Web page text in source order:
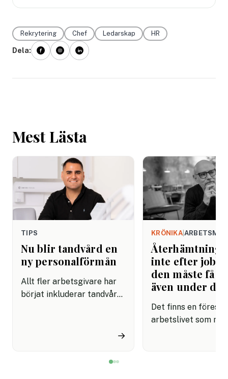
Rekrytering Chef Ledarskap HR
Dela:
Mest Lästa
TIPS
Nu blir tandvård en
ny personalförmån
Allt fler arbetsgivare har
börjat inkluderar tandvård i
miljon svenskar uppger att
→
KRÖNIKA|
Återhämtning
inte efter
den måste få
även under
Det finns en
arbetslivet som